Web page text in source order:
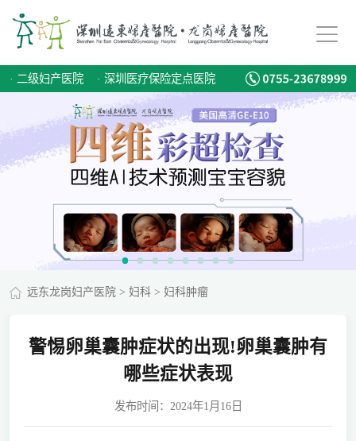
· 二级妇产医院 · 深圳医疗保险定点医院
远东龙岗妇产医院> 妇科> 妇科肿瘤
警惕卵巢囊肿症状的出现!卵巢囊肿有
哪些症状表现
发布时间：2024年1月16日